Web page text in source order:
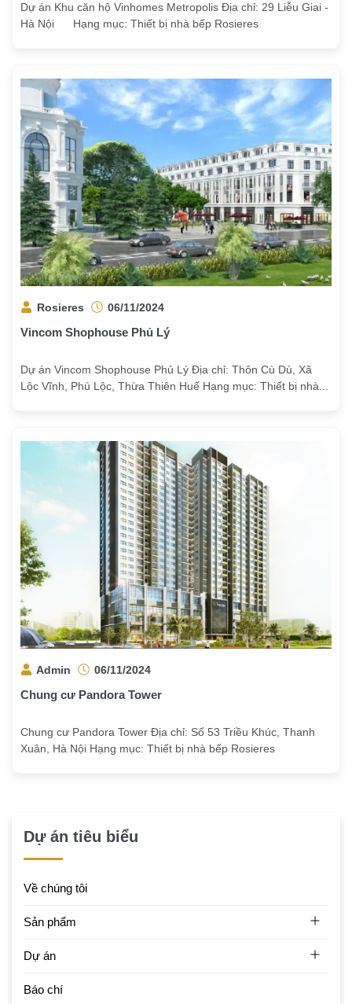
Dự án Khu căn hộ Vinhomes Metropolis Địa chỉ: 29 Liễu Giai -
Hà Nội Hạng mục: Thiết bị nhà bếp Rosieres
Rosieres 06/11/2024
Vincom Shophouse Phủ Lý
Dự án Vincom Shophouse Phủ Lý Địa chỉ: Thôn Cù Dù, Xã
Lộc Vĩnh, Phú Lộc, Thừa Thiên Huế Hạng mục: Thiết bị nhà...
Admin 06/11/2024
Chung cư Pandora Tower
Chung cư Pandora Tower Địa chỉ: Số 53 Triều Khúc, Thanh
Xuân, Hà Nội Hạng mục: Thiết bị nhà bếp Rosieres
Dự án tiêu biểu
Về chúng tôi
Sản phẩm
Dự án
Báo chí